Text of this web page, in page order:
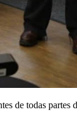
de todas